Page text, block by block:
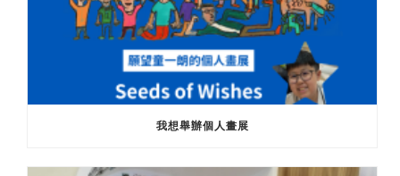
我想舉辦個人畫展